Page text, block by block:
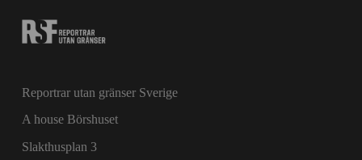
Reportrar utan gränser Sverige
A house Börshuset
Slakthusplan 3